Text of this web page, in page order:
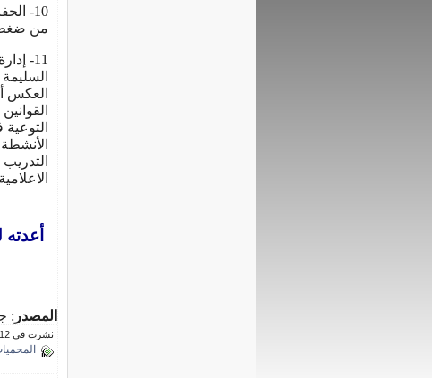
10-
من ضغط
11-
العكس
المصدر :
نشرت فى 12 يوليو 2023 بواسطة